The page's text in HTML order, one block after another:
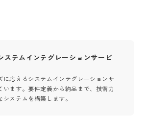
ステムインテグレーションサービ
に応えるシステムインテグレーションサ
います。要件定義から納品まで、技術力
システムを構築します。